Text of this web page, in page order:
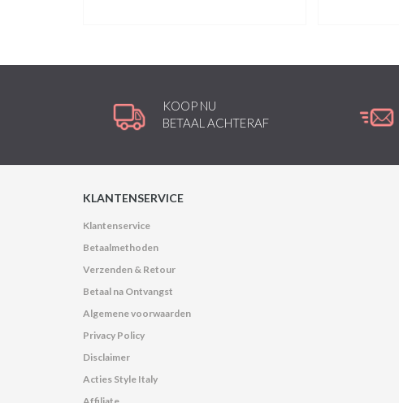
KOOP NU
BETAAL ACHTERAF
KLANTENSERVICE
Klantenservice
Betaalmethoden
Verzenden & Retour
Betaal na Ontvangst
Algemene voorwaarden
Privacy Policy
Disclaimer
Acties Style Italy